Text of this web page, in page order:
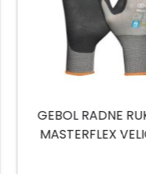
RADNE RUKAVICE
VELIČINA 6